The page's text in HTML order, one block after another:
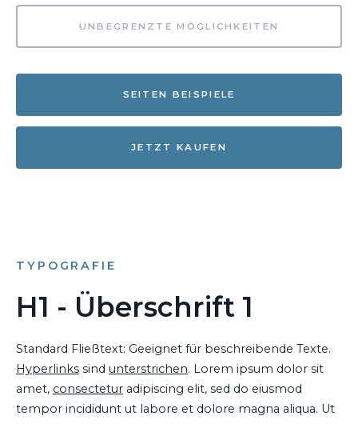
UNBEGRENZTE MÖGLICHKEITEN
SEITEN BEISPIELE
JETZT KAUFEN
TYPOGRAFIE
H1 - Überschrift 1
Standard Fließtext: Geeignet für beschreibende Texte.
Hyperlinks sind unterstrichen. Lorem ipsum dolor sit
amet, consectetur adipiscing elit, sed do eiusmod
tempor incididunt ut labore et dolore magna aliqua. Ut